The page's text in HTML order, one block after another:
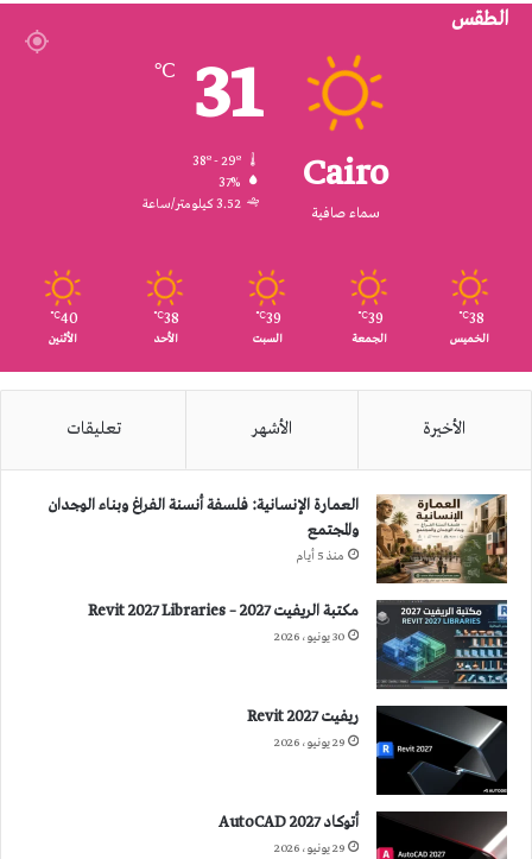
الطقس
Cairo
سماء صافية
31
℃
37%
3.52 كيلومتر/ساعة
38
℃
الخميس
39
℃
الجمعة
39
℃
السبت
38
℃
الأحد
40
℃
الأثنين
الأخيرة الأشهر تعليقات
العمارة الإنسانية: فلسفة أنسنة الفراغ وبناء الوجدان
والمجتمع
منذ 5 أيام
مكتبة الريفيت 2027 – Revit 2027 Libraries
30 يونيو، 2026
ريفيت 2027 Revit
29 يونيو، 2026
أتوكاد 2027 AutoCAD
29 يونيو، 2026